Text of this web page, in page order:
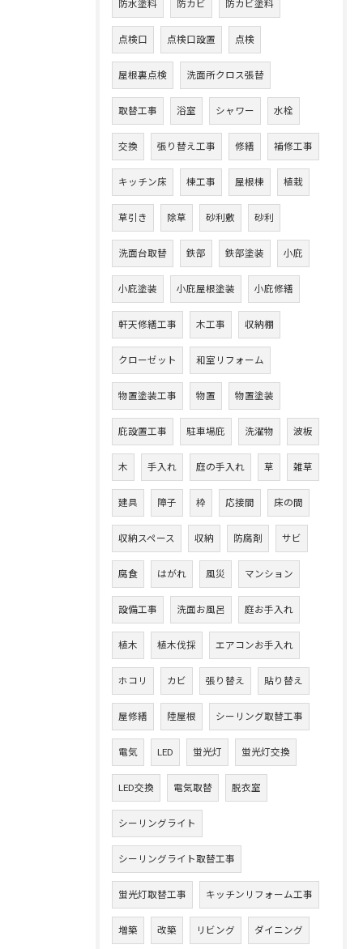
防水塗料 防カビ 防カビ塗料
点検口 点検口設置 点検
屋根裏点検 洗面所クロス張替
取替工事 浴室 シャワー 水栓
交換 張り替え工事 修繕 補修工事
キッチン床 棟工事 屋根棟 植栽
草引き 除草 砂利敷 砂利
洗面台取替 鉄部 鉄部塗装 小庇
小庇塗装 小庇屋根塗装 小庇修繕
軒天修繕工事 木工事 収納棚
クローゼット 和室リフォーム
物置塗装工事 物置 物置塗装
庇設置工事 駐車場庇 洗濯物 波板
木 手入れ 庭の手入れ 草 雑草
建具 障子 枠 応接間 床の間
収納スペース 収納 防腐剤 サビ
腐食 はがれ 風災 マンション
設備工事 洗面お風呂 庭お手入れ
植木 植木伐採 エアコンお手入れ
ホコリ カビ 張り替え 貼り替え
屋修繕 陸屋根 シーリング取替工事
電気 LED 蛍光灯 蛍光灯交換
LED交換 電気取替 脱衣室
シーリングライト
シーリングライト取替工事
蛍光灯取替工事 キッチンリフォーム工事
増築 改築 リビング ダイニング